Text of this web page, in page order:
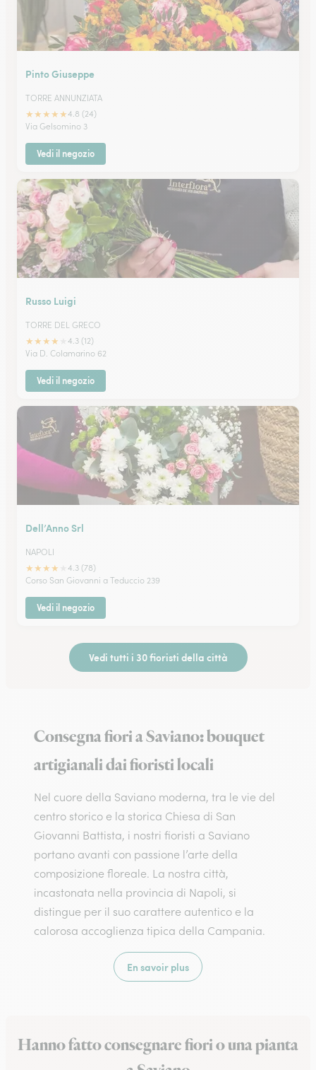
Pinto Giuseppe
TORRE ANNUNZIATA
★★★★★4.8 (24)
Via Gelsomino 3
Vedi il negozio
Russo Luigi
TORRE DEL GRECO
★★★★
4.3 (12)
Via D. Colamarino 62
Vedi il negozio
Dell’Anno Srl
NAPOLI
★★★★
4.3 (78)
Corso San Giovanni a Teduccio 239
Vedi il negozio
Vedi tutti i 30 fioristi della città
Consegna fiori a Saviano: bouquet
artigianali dai fioristi locali
Nel cuore della Saviano moderna, tra le vie del
centro storico e la storica Chiesa di San
Giovanni Battista, i nostri fioristi a Saviano
portano avanti con passione l’arte della
composizione floreale. La nostra città,
incastonata nella provincia di Napoli, si
distingue per il suo carattere autentico e la
calorosa accoglienza tipica della Campania.
En savoir plus
Hanno fatto consegnare fiori o una pianta